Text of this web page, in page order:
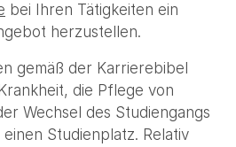
bei Ihren Tätigkeiten ein
herzustellen.
gemäß der Karrierebibel
die Pflege von
Wechsel des Studiengangs
Studienplatz. Relativ